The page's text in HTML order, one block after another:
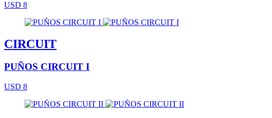
USD 8
CIRCUIT
PUÑOS CIRCUIT I
USD 8